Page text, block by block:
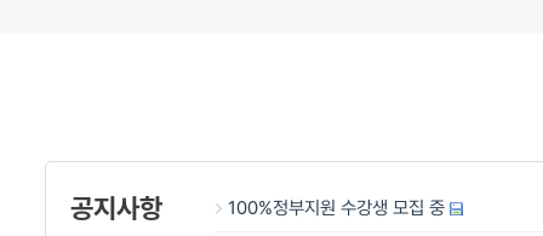
공지사항
100%정부지원 수강생 모집 중